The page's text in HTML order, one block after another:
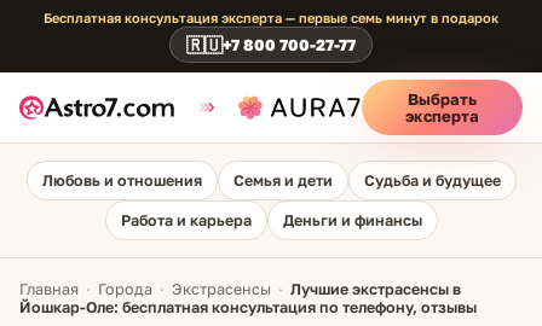
Бесплатная консультация эксперта — первые семь минут в подарок
🇷🇺+7 800 700-27-77
Выбрать
эксперта
Любовь и отношения Семья и дети Судьба и будущее
Работа и карьера Деньги и финансы
Главная · Города · Экстрасенсы · Лучшие экстрасенсы в
Йошкар-Оле: бесплатная консультация по телефону, отзывы